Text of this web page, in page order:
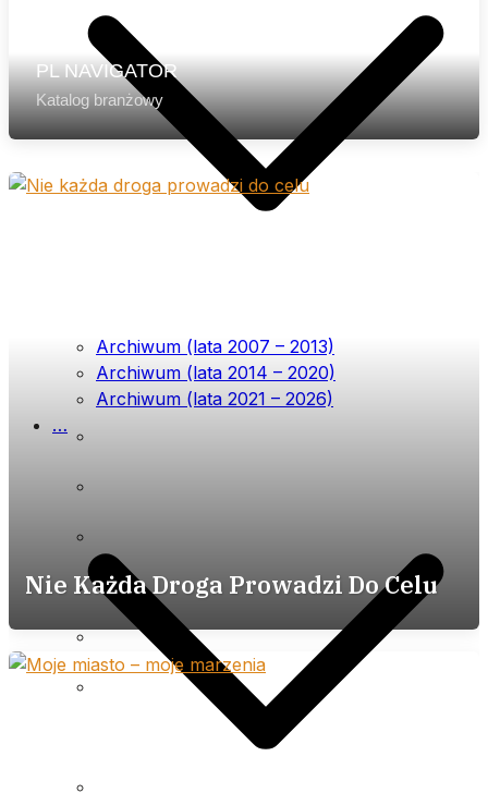
Moduły reklamowe
Cennik
Polityka prywatności (plików
cookies) serwisu
Archiwum (lata 2007 – 2013)
Archiwum (lata 2014 – 2020)
Archiwum (lata 2021 – 2026)
…
PL NAVIGATOR
Katalog branżowy
Nie Każda Droga Prowadzi Do Celu